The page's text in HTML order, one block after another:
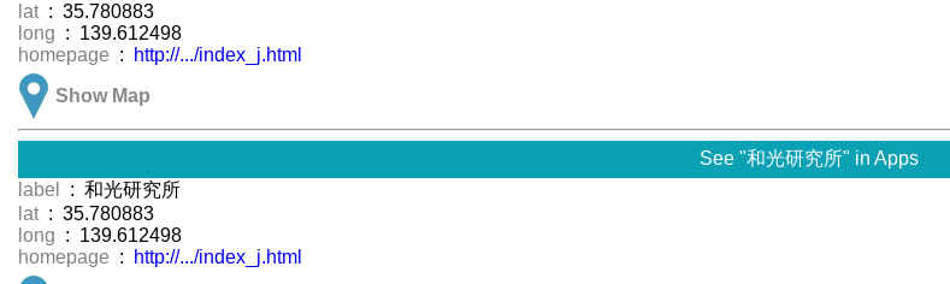
lat : 35.780883
long : 139.612498
homepage :
http://.../index_j.html
Show Map
See "和光研究所" in Apps
label
: 和光研究所
lat : 35.780883
long : 139.612498
homepage :
http://.../index_j.html